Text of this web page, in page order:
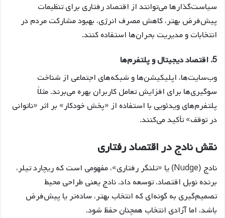
سیاست‌گذارها می‌توانند از اقتصاد رفتاری برای تنظیمات
پیش‌فرض بهتر، کاهش مصرف انرژی، بهبود مشارکت مردم در
انتخابات و مدیریت بحران‌ها استفاده کنند.
5. اقتصاد دیجیتال و پلتفرم‌ها
وب‌سایت‌ها، اپلیکیشن‌ها و شبکه‌های اجتماعی از شناخت
سوگیری‌ها برای افزایش تعامل کاربران بهره می‌برند. مثلاً
پلتفرم‌های ویدئویی با استفاده از «پخش خودکار» بر اثر «ناتوانی
در توقف» تأکید می‌کنند.
نقش نادج در اقتصاد رفتاری
نادج (Nudge) یا «تلنگر رفتاری»، مفهومی است که ریچارد تیلر،
برنده نوبل اقتصاد، توسعه داد. نادج یعنی طراحی محیط
تصمیم‌گیری به گونه‌ای که انتخاب بهتر، ساده‌تر یا پیش‌فرض
باشد، اما آزادی انتخاب همچنان حفظ شود.